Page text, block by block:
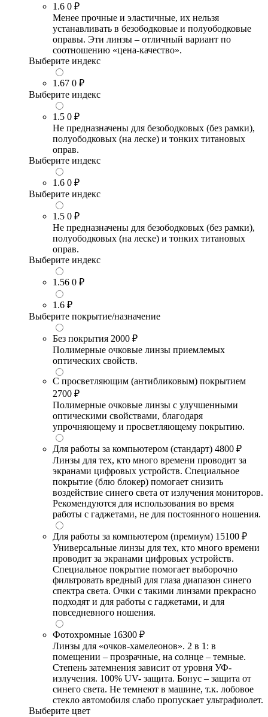
1.6 0 ₽
Менее прочные и эластичные, их нельзя
устанавливать в безободковые и полуободковые
оправы. Эти линзы – отличный вариант по
соотношению «цена-качество».
Выберите индекс
1.67 0 ₽
Выберите индекс
1.5 0 ₽
Не предназначены для безободковых (без рамки),
полуободковых (на леске) и тонких титановых
оправ.
Выберите индекс
1.6 0 ₽
Выберите индекс
1.5 0 ₽
Не предназначены для безободковых (без рамки),
полуободковых (на леске) и тонких титановых
оправ.
Выберите индекс
1.56 0 ₽
1.6 ₽
Выберите покрытие/назначение
Без покрытия 2000 ₽
Полимерные очковые линзы приемлемых
оптических свойств.
С просветляющим (антибликовым) покрытием
2700 ₽
Полимерные очковые линзы с улучшенными
оптическими свойствами, благодаря
упрочняющему и просветляющему покрытию.
Для работы за компьютером (стандарт) 4800 ₽
Линзы для тех, кто много времени проводит за
экранами цифровых устройств. Специальное
покрытие (блю блокер) помогает снизить
воздействие синего света от излучения мониторов.
Рекомендуются для использования во время
работы с гаджетами, не для постоянного ношения.
Для работы за компьютером (премиум) 15100 ₽
Универсальные линзы для тех, кто много времени
проводит за экранами цифровых устройств.
Специальное покрытие помогает выборочно
фильтровать вредный для глаза диапазон синего
спектра света. Очки с такими линзами прекрасно
подходят и для работы с гаджетами, и для
повседневного ношения.
Фотохромные 16300 ₽
Линзы для «очков-хамелеонов». 2 в 1: в
помещении – прозрачные, на солнце – темные.
Степень затемнения зависит от уровня УФ-
излучения. 100% UV- защита. Бонус – защита от
синего света. Не темнеют в машине, т.к. лобовое
стекло автомобиля слабо пропускает ультрафиолет.
Выберите цвет